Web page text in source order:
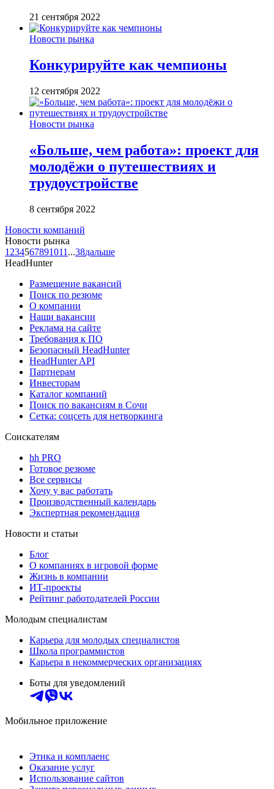
21 сентября 2022
Новости рынка
Конкурируйте как чемпионы
12 сентября 2022
Новости рынка
«Больше, чем работа»: проект для
молодёжи о путешествиях и
трудоустройстве
8 сентября 2022
Новости компаний
Новости рынка
1 234567891011 ...38дальше
HeadHunter
Размещение вакансий
Поиск по резюме
О компании
Наши вакансии
Реклама на сайте
Требования к ПО
Безопасный HeadHunter
HeadHunter API
Партнерам
Инвесторам
Каталог компаний
Поиск по вакансиям в Сочи
Сетка: соцсеть для нетворкинга
Соискателям
hh PRO
Готовое резюме
Все сервисы
Хочу у вас работать
Производственный календарь
Экспертная рекомендация
Новости и статьи
Блог
О компаниях в игровой форме
Жизнь в компании
ИТ-проекты
Рейтинг работодателей России
Молодым специалистам
Карьера для молодых специалистов
Школа программистов
Карьера в некоммерческих организациях
Боты для уведомлений
Мобильное приложение
Этика и комплаенс
Оказание услуг
Использование сайтов